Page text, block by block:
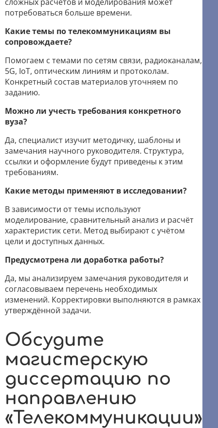
потребоваться больше времени.
Какие темы по телекоммуникациям вы
сопровождаете?
Помогаем с темами по сетям связи, радиоканалам,
5G, IoT, оптическим линиям и протоколам.
Конкретный состав материалов уточняем по
заданию.
Можно ли учесть требования конкретного
вуза?
Да, специалист изучит методичку, шаблоны и
замечания научного руководителя. Структура,
ссылки и оформление будут приведены к этим
требованиям.
Какие методы применяют в исследовании?
В зависимости от темы используют
моделирование, сравнительный анализ и расчёт
характеристик сети. Метод выбирают с учётом
цели и доступных данных.
Предусмотрена ли доработка работы?
Да, мы анализируем замечания руководителя и
согласовываем перечень необходимых
изменений. Корректировки выполняются в рамках
утверждённой задачи.
Обсудите
магистерскую
диссертацию по
направлению
«Телекоммуникации»